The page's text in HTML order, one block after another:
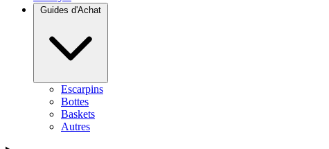
Escarpins
Bottes
Baskets
Autres